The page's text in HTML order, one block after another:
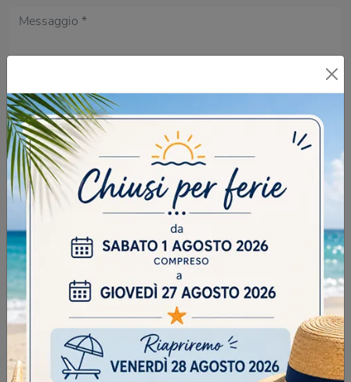
SFOGLIA I NOSTRI CATALOGHI
Acconsento all'informativa sullaPrivacy Policy
DOMANDA DI SICUREZZA
Scrivere la parola "Fragole" al singolare
INVIA